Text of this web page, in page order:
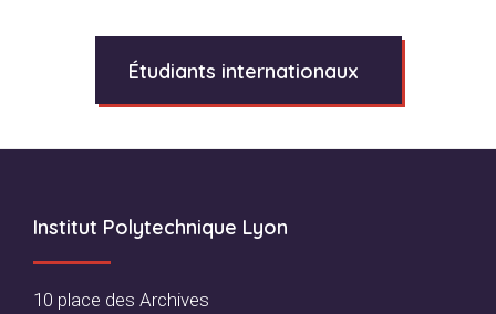
Étudiants internationaux
Footer
Institut Polytechnique Lyon
10 place des Archives